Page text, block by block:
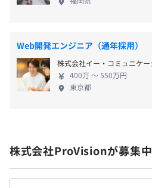
年2回（6月、12月）
※昨年度実績：2.6カ月
昇給：年1回（4月）
※昇給、昇進は職域・職責に応
Web開発エンジニア（通年採用）
株式会社イー・コミュニケ
400万 〜 550万円
東京都
株式会社ProVisionが募集